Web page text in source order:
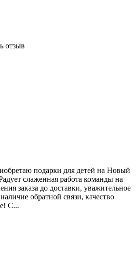
отзыв
подарки для детей на Новый
слаженная работа команды на
заказа до доставки, уважительное
обратной связи, качество
С...